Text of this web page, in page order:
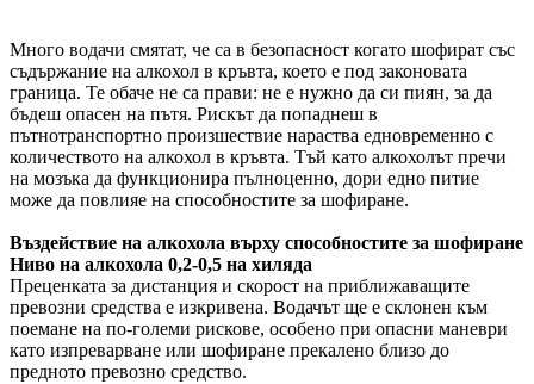
Много водачи смятат, че са в безопасност когато шофират със
съдържание на алкохол в кръвта, което е под законовата
граница. Те обаче не са прави: не е нужно да си пиян, за да
бъдеш опасен на пътя. Рискът да попаднеш в
пътнотранспортно произшествие нараства едновременно с
количеството на алкохол в кръвта. Тъй като алкохолът пречи
на мозъка да функционира пълноценно, дори едно питие
може да повлияе на способностите за шофиране.
Въздействие на алкохола върху способностите за шофиране
Ниво на алкохола 0,2-0,5 на хиляда
Преценката за дистанция и скорост на приближаващите
превозни средства е изкривена. Водачът ще е склонен към
поемане на по-големи рискове, особено при опасни маневри
като изпреварване или шофиране прекалено близо до
предното превозно средство.